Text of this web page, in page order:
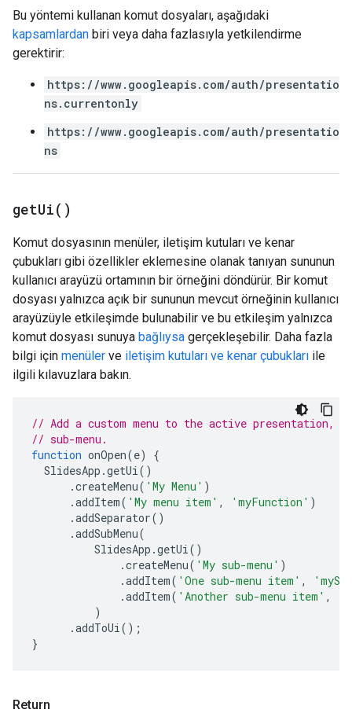
Bu yöntemi kullanan komut dosyaları, aşağıdaki
kapsamlardan biri veya daha fazlasıyla yetkilendirme
gerektirir:
https://www.googleapis.com/auth/presentatio
ns.currentonly
https://www.googleapis.com/auth/presentatio
ns
getUi( )
Komut dosyasının menüler, iletişim kutuları ve kenar
çubukları gibi özellikler eklemesine olanak tanıyan sununun
kullanıcı arayüzü ortamının bir örneğini döndürür. Bir komut
dosyası yalnızca açık bir sununun mevcut örneğinin kullanıcı
arayüzüyle etkileşimde bulunabilir ve bu etkileşim yalnızca
komut dosyası sunuya bağlıysa gerçekleşebilir. Daha fazla
bilgi için menüler ve iletişim kutuları ve kenar çubukları ile
ilgili kılavuzlara bakın.
// Add a custom menu to the active presentation,
// sub-menu.
function onOpen(e)
{
SlidesApp .getUi()
.createMenu( 'My Menu' )
.addItem( 'My menu item' , 'myFunction' )
.addSeparator()
.addSubMenu(
SlidesApp .getUi()
.createMenu( 'My sub-menu' )
.addItem( 'One sub-menu item' ,
.addItem( 'Another sub-menu item' ,
)
.addToUi();
}
Return